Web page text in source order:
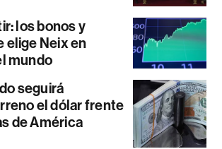
los bonos y
elige Neix en
mundo
seguirá
el dólar frente
de América